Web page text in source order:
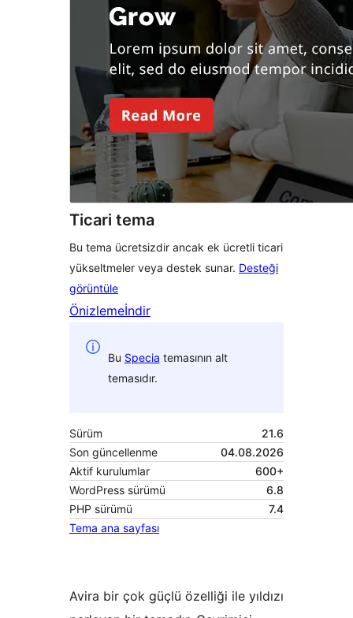
Ticari tema
Bu tema ücretsizdir ancak ek ücretli ticari
yükseltmeler veya destek sunar. Desteği
görüntüle
Önizlemeİndir
Bu Specia temasının alt
temasıdır.
Sürüm
21.6
Son güncellenme
04.08.2026
Aktif kurulumlar
600+
WordPress sürümü
6.8
PHP sürümü
7.4
Tema ana sayfası
Avira bir çok güçlü özelliği ile yıldızı